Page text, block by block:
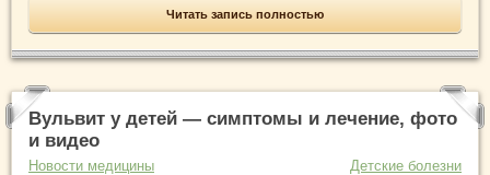
Читать запись полностью
Вульвит у детей — симптомы и лечение, фото
и видео
Новости медицины Детские болезни